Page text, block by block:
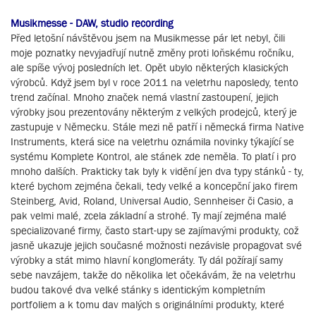
Musikmesse - DAW, studio recording
Před letošní návštěvou jsem na Musikmesse pár let nebyl, čili
moje poznatky nevyjadřují nutně změny proti loňskému ročníku,
ale spíše vývoj posledních let. Opět ubylo některých klasických
výrobců. Když jsem byl v roce 2011 na veletrhu naposledy, tento
trend začínal. Mnoho značek nemá vlastní zastoupení, jejich
výrobky jsou prezentovány některým z velkých prodejců, který je
zastupuje v Německu. Stále mezi ně patří i německá firma Native
Instruments, která sice na veletrhu oznámila novinky týkající se
systému Komplete Kontrol, ale stánek zde neměla. To platí i pro
mnoho dalších. Prakticky tak byly k vidění jen dva typy stánků - ty,
které bychom zejména čekali, tedy velké a koncepční jako firem
Steinberg, Avid, Roland, Universal Audio, Sennheiser či Casio, a
pak velmi malé, zcela základní a strohé. Ty mají zejména malé
specializované firmy, často start-upy se zajímavými produkty, což
jasně ukazuje jejich současné možnosti nezávisle propagovat své
výrobky a stát mimo hlavní konglomeráty. Ty dál požírají samy
sebe navzájem, takže do několika let očekávám, že na veletrhu
budou takové dva velké stánky s identickým kompletním
portfoliem a k tomu dav malých s originálními produkty, které